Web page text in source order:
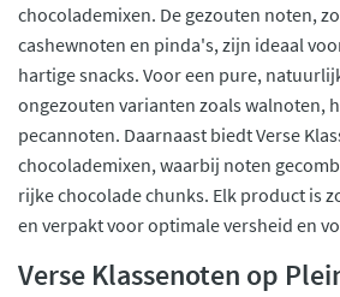
chocolademixen. De gezouten noten,
cashewnoten en pinda's, zijn ideaal
hartige snacks. Voor een pure,
ongezouten varianten zoals walnoten,
pecannoten. Daarnaast biedt Verse
chocolademixen, waarbij noten
rijke chocolade chunks. Elk product is
en verpakt voor optimale versheid en
Verse Klassenoten op